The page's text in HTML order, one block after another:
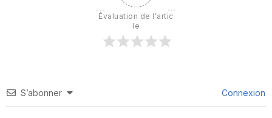
Évaluation de l'artic
le
S’abonner Connexion